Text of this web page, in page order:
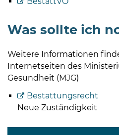
Was sollte ich
Weitere Informationen
Internetseiten des
Gesundheit (MJG)
Bestattungsrecht
Neue Zuständigkeit